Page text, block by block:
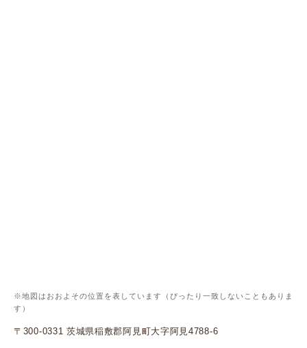
※地図はおおよその位置を表しています（ぴったり一致しないこともありま
す）
〒300-0331 茨城県稲敷郡阿見町大字阿見4788-6